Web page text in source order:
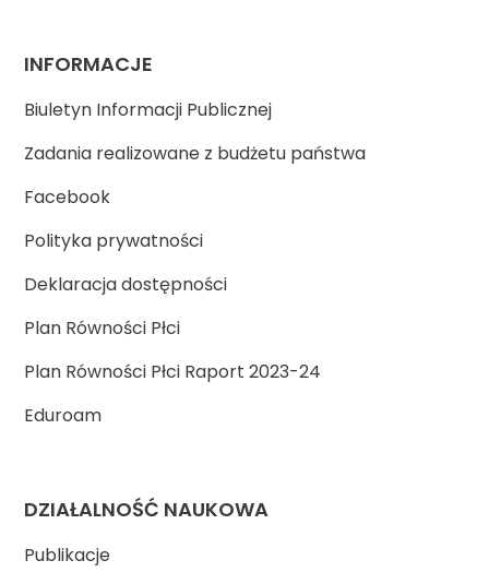
INFORMACJE
Biuletyn Informacji Publicznej
Zadania realizowane z budżetu państwa
Facebook
Polityka prywatności
Deklaracja dostępności
Plan Równości Płci
Plan Równości Płci Raport 2023-24
Eduroam
DZIAŁALNOŚĆ NAUKOWA
Publikacje